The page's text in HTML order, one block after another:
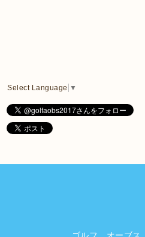
Select Language ▼